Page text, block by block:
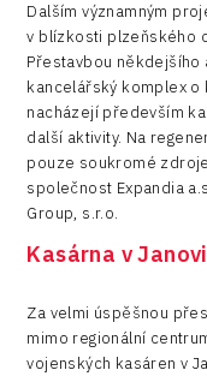
Dalším významným
v blízkosti plzeňského
Přestavbou někdejšího
kancelářský komplex o
nacházejí především
další aktivity. Na
pouze soukromé
společnost Expandia
Group, s.r.o.
Kasárna v
Za velmi úspěšnou
mimo regionální
vojenských kasáren v